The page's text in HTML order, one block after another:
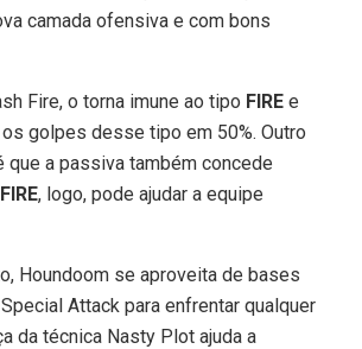
camada ofensiva e com bons
Fire, o torna imune ao tipo FIRE e
golpes desse tipo em 50%. Outro
que a passiva também concede
FIRE, logo, pode ajudar a equipe
Houndoom se aproveita de bases
Attack para enfrentar qualquer
da técnica Nasty Plot ajuda a